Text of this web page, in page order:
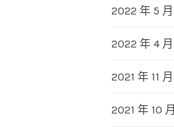
2022 年 5 月
2022 年 4 月
2021 年 11 月
2021 年 10 月